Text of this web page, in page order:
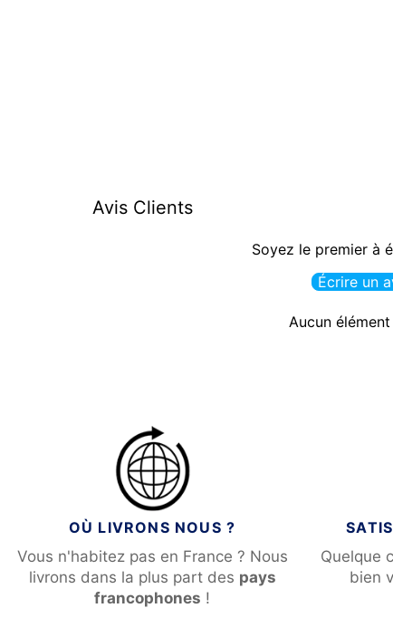
Avis Clients
Soyez le premier à
Écrire un
Aucun
OÙ LIVRONS NOUS ?
Vous n'habitez pas en France ? Nous
livrons dans la plus part des pays
francophones !
Quelque
bien